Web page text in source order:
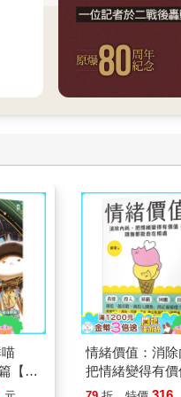
【萌
情緒價值：消除
把情緒變得有價
誰都能自在相處